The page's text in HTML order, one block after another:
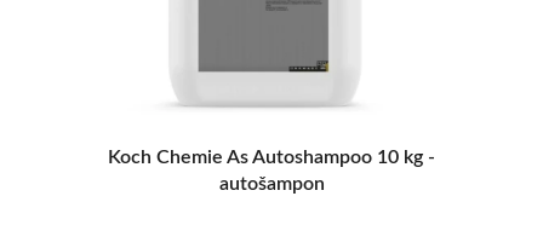
Gyeon Q2M Bathe - nejoblíbenější
autošampon